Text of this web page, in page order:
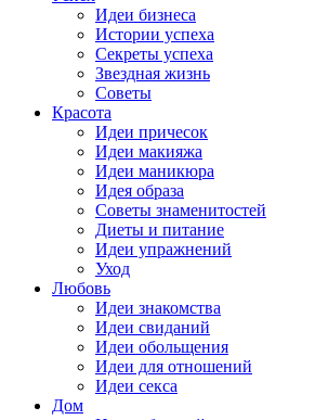
Идеи бизнеса
Истории успеха
Секреты успеха
Звездная жизнь
Советы
Красота
Идеи причесок
Идеи макияжа
Идеи маникюра
Идея образа
Советы знаменитостей
Диеты и питание
Идеи упражнений
Уход
Любовь
Идеи знакомства
Идеи свиданий
Идеи обольщения
Идеи для отношений
Идеи секса
Дом